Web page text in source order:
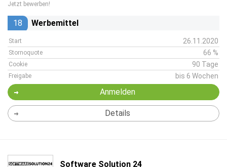
Jetzt bewerben!
18 Werbemittel
Start 26.11.2020
Stornoquote 66 %
Cookie 90 Tage
Freigabe bis 6 Wochen
Anmelden
Details
Software Solution 24